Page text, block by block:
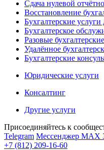
Сдача нулевой
Восстановление
Бухгалтерские
Бухгалтерское
Разовые
Удалённое
Бухгалтерские
Юридические услуги
Консалтинг
Другие услуги
Присоединяйтесь к
Telegram Мессенджер MAX
+7 (812) 209-16-60